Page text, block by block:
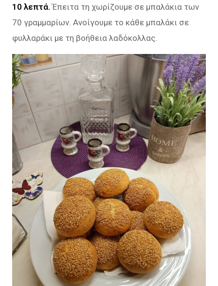
10 λεπτά. Έπειτα τη χωρίζουμε σε μπαλάκια των
70 γραμμαρίων. Ανοίγουμε το κάθε μπαλάκι σε
φυλλαράκι με τη βοήθεια λαδόκολλας.